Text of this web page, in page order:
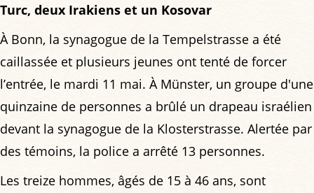
Turc, deux Irakiens et un Kosovar
︎À Bonn, la synagogue de la Tempelstrasse a été
caillassée et plusieurs jeunes ont tenté de forcer
l’entrée, le mardi 11 mai. À Münster, un groupe d'une
quinzaine de personnes a brûlé un drapeau israélien
devant la synagogue de la Klosterstrasse. Alertée par
des témoins, la police a arrêté 13 personnes.
Les treize hommes, âgés de 15 à 46 ans, sont